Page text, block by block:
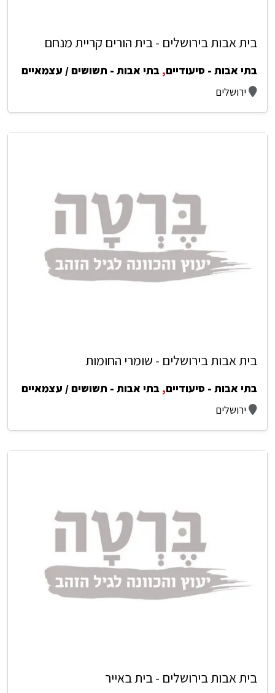
בית אבות בירושלים - בית הורים קריית מנחם
בתי אבות - סיעודיים, בתי אבות - תשושים / עצמאיים
ירושלים
בית אבות בירושלים - שומרי החומות
בתי אבות - סיעודיים, בתי אבות - תשושים / עצמאיים
ירושלים
בית אבות בירושלים - בית באייר